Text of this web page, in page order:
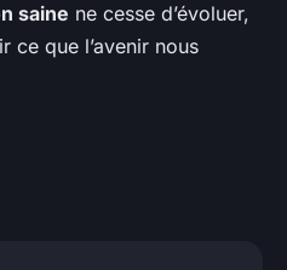
saine ne cesse d’évoluer,
ce que l’avenir nous